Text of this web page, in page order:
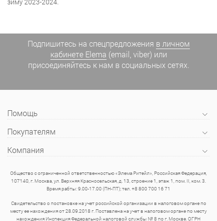
Подпишитесь на спецпредложения в личном
кабинете Elema (email, viber) или
присоединяйтесь к нам в социальных сетях.
Помощь
Покупателям
Компания
Общество с ограниченной ответственностью «Элема Ритейл», Российская Федерация,
107140, г. Москва, ул. Верхняя Красносельская, д. 13, строение 1, этаж 1, пом. II, ком. 3.
Время рабты: 9.00-17.00 (ПН-ПТ); тел. +8 800 700 16 71
Свидетельство о постановке на учет российской организации в налоговом органе по
месту ее нахождения от 28.09.2018 г. Поставлена на учет в налоговом органе по месту
нахождения Инспекция Федеральной налоговой службы № 8 по г. Москве. ОГРН